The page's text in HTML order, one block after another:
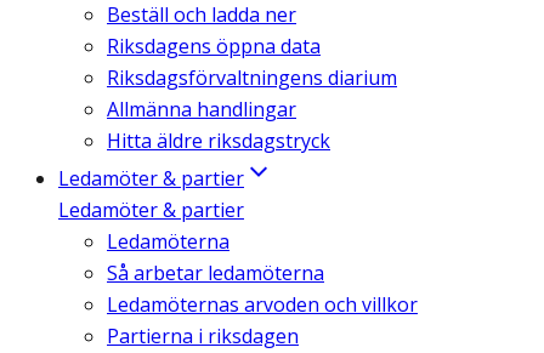
Beställ och ladda ner
Riksdagens öppna data
Riksdagsförvaltningens diarium
Allmänna handlingar
Hitta äldre riksdagstryck
Ledamöter & partier
Ledamöter & partier
Ledamöterna
Så arbetar ledamöterna
Ledamöternas arvoden och villkor
Partierna i riksdagen